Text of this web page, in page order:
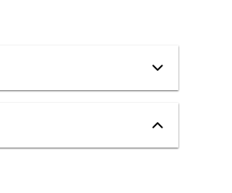
"теплые полы"